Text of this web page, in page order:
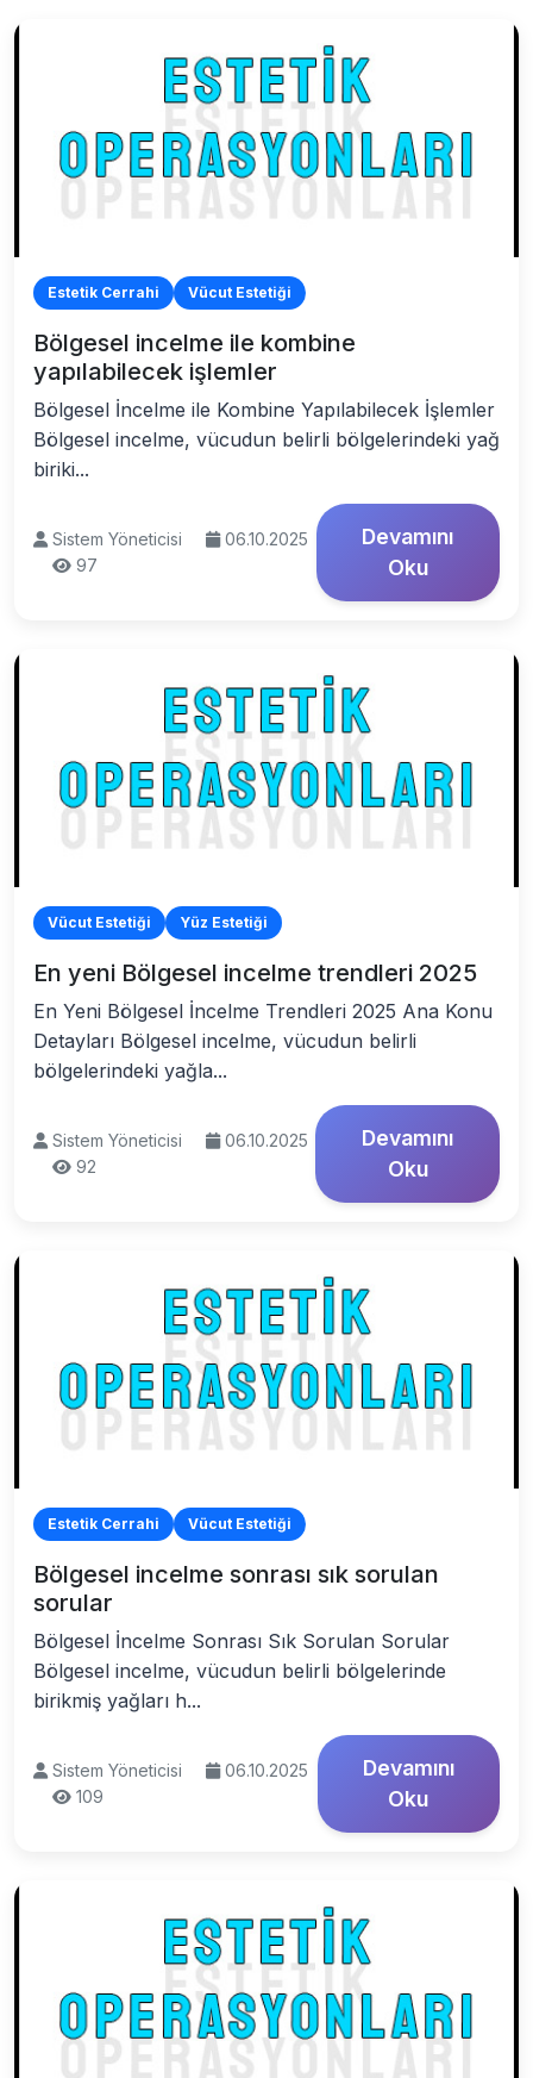
Estetik Cerrahi Vücut Estetiği
Bölgesel incelme ile kombine
yapılabilecek işlemler
Bölgesel İncelme ile Kombine Yapılabilecek İşlemler
Bölgesel incelme, vücudun belirli bölgelerindeki yağ
biriki...
Sistem Yöneticisi
06.10.2025
97
Devamını
Oku
Vücut Estetiği Yüz Estetiği
En yeni Bölgesel incelme trendleri 2025
En Yeni Bölgesel İncelme Trendleri 2025 Ana Konu
Detayları Bölgesel incelme, vücudun belirli
bölgelerindeki yağla...
Sistem Yöneticisi
06.10.2025
92
Devamını
Oku
Estetik Cerrahi Vücut Estetiği
Bölgesel incelme sonrası sık sorulan
sorular
Bölgesel İncelme Sonrası Sık Sorulan Sorular
Bölgesel incelme, vücudun belirli bölgelerinde
birikmiş yağları h...
Sistem Yöneticisi
06.10.2025
109
Devamını
Oku